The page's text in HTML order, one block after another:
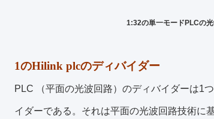
1:32の単一モードPLCの
1のHilink plcのディバイダー
PLC （平面の光波回路）のディバイダーは1
イダーである。それは平面の光波回路技術に